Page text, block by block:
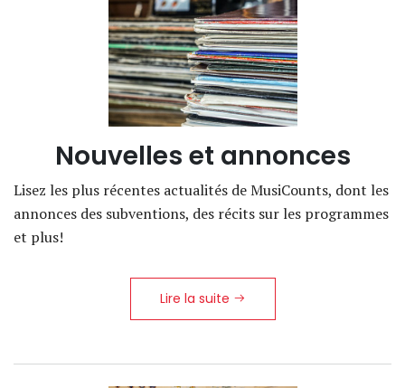
Nouvelles et annonces
Lisez les plus récentes actualités de MusiCounts, dont les
annonces des subventions, des récits sur les programmes
et plus!
Lire la suite